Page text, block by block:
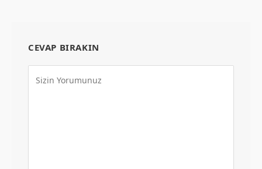
CEVAP BIRAKIN